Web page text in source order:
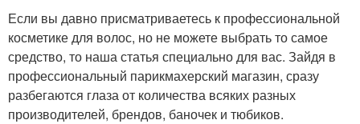
Если вы давно присматриваетесь к профессиональной
косметике для волос, но не можете выбрать то самое
средство, то наша статья специально для вас. Зайдя в
профессиональный парикмахерский магазин, сразу
разбегаются глаза от количества всяких разных
производителей, брендов, баночек и тюбиков.